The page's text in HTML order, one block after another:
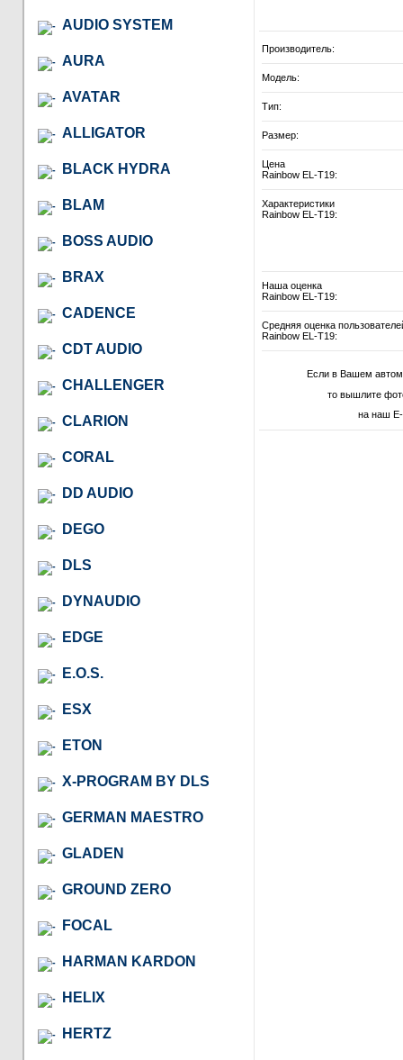
AUDIO SYSTEM
AURA
AVATAR
ALLIGATOR
BLACK HYDRA
BLAM
BOSS AUDIO
BRAX
CADENCE
CDT AUDIO
CHALLENGER
CLARION
CORAL
DD AUDIO
DEGO
DLS
DYNAUDIO
EDGE
E.O.S.
ESX
ETON
X-PROGRAM BY DLS
GERMAN MAESTRO
GLADEN
GROUND ZERO
FOCAL
HARMAN KARDON
HELIX
HERTZ
Производитель:
Модель:
Тип:
Размер:
Цена
Rainbow EL-T19:
Характеристики
Rainbow EL-T19:
Наша оценка
Rainbow EL-T19:
Средняя оценка
Rainbow EL-T19:
Если в Вашем
то вышлите
на наш